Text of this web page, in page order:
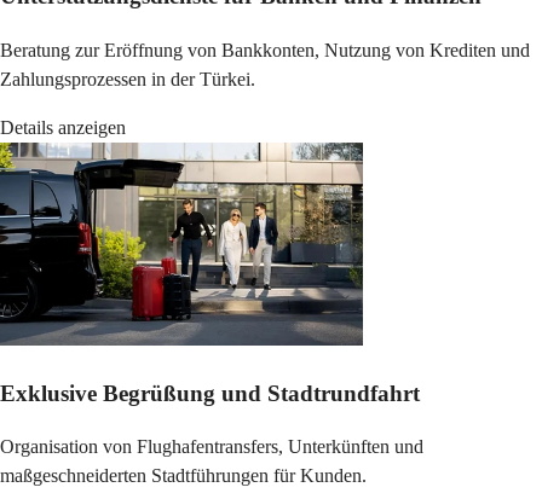
Beratung zur Eröffnung von Bankkonten, Nutzung von Krediten und
Zahlungsprozessen in der Türkei.
Details anzeigen
Exklusive Begrüßung und Stadtrundfahrt
Organisation von Flughafentransfers, Unterkünften und
maßgeschneiderten Stadtführungen für Kunden.